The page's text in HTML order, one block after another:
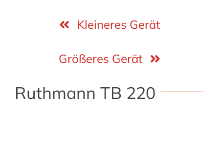
Kleineres Gerät
Größeres Gerät
Ruthmann TB 220